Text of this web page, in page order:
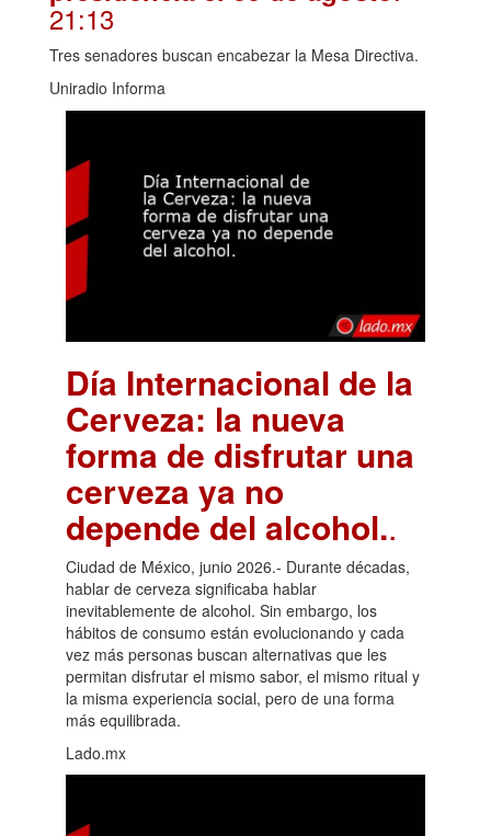
21:13
Tres senadores buscan encabezar la Mesa Directiva.
Uniradio Informa
Día Internacional de la
Cerveza: la nueva
forma de disfrutar una
cerveza ya no
depende del alcohol..
Ciudad de México, junio 2026.- Durante décadas,
hablar de cerveza significaba hablar
inevitablemente de alcohol. Sin embargo, los
hábitos de consumo están evolucionando y cada
vez más personas buscan alternativas que les
permitan disfrutar el mismo sabor, el mismo ritual y
la misma experiencia social, pero de una forma
más equilibrada.
Lado.mx